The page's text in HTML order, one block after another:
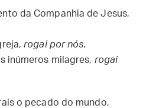
da Companhia de Jesus,
rogai por nós.
inúmeros milagres, rogai
o pecado do mundo,